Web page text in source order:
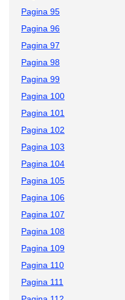
Pagina 95
Pagina 96
Pagina 97
Pagina 98
Pagina 99
Pagina 100
Pagina 101
Pagina 102
Pagina 103
Pagina 104
Pagina 105
Pagina 106
Pagina 107
Pagina 108
Pagina 109
Pagina 110
Pagina 111